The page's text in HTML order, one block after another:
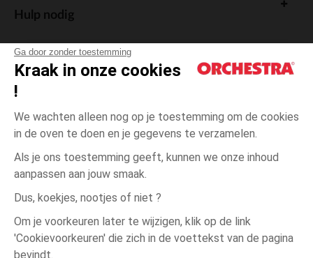
Ga door zonder toestemming
Kraak in onze cookies
!
We wachten alleen nog op je toestemming om de cookies
in de oven te doen en je gegevens te verzamelen.
Als je ons toestemming geeft, kunnen we onze inhoud
aanpassen aan jouw smaak.
Dus, koekjes, nootjes of niet ?
Om je voorkeuren later te wijzigen, klik op de link
'Cookievoorkeuren' die zich in de voettekst van de pagina
bevindt.
Gris Gris
één
Hulp nodig
Algemene verkoopsvoorwaarden
Wettelijke bepalingen
Persoonsgegevens